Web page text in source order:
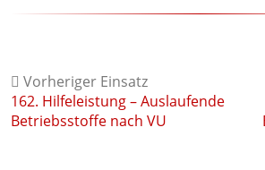
Vorheriger Einsatz
162. Hilfeleistung – Auslaufende
Betriebsstoffe nach VU